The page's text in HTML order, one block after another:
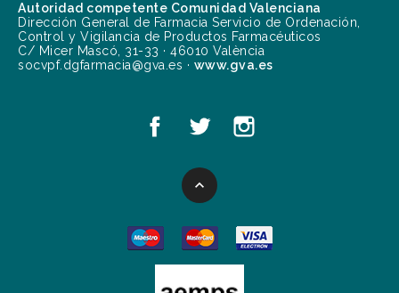
Autoridad competente Comunidad Valenciana
Dirección General de Farmacia Servicio de Ordenación,
Control y Vigilancia de Productos Farmacéuticos
C/ Micer Mascó, 31-33 · 46010 València
socvpf.dgfarmacia@gva.es · www.gva.es
